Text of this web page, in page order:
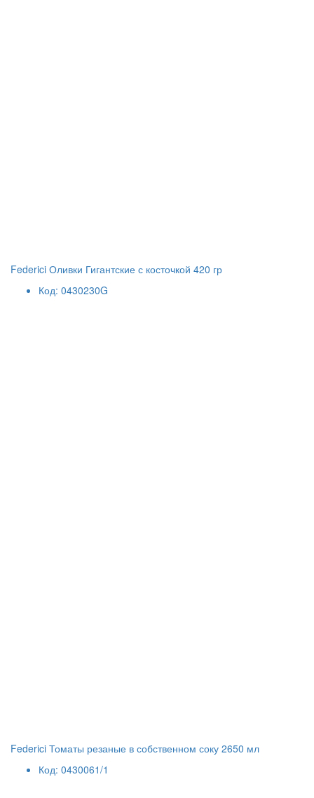
Federici Оливки Гигантские с косточкой 420 гр
Код: 0430230G
Federici Томаты резаные в собственном соку 2650 мл
Код: 0430061/1